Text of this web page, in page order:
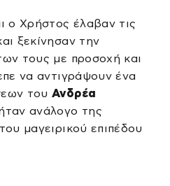
ο Χρήστος έλαβαν τις
ξεκίνησαν την
τους με προσοχή και
να αντιγράψουν ένα
τουΑνδρέα
ανάλογο της
μαγειρικού επιπέδου